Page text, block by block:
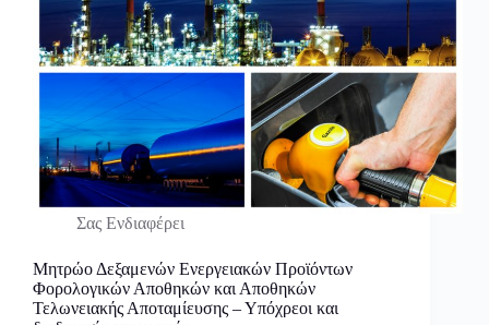
Σας Ενδιαφέρει
Μητρώο Δεξαμενών Ενεργειακών Προϊόντων
Φορολογικών Αποθηκών και Αποθηκών
Τελωνειακής Αποταμίευσης – Υπόχρεοι και